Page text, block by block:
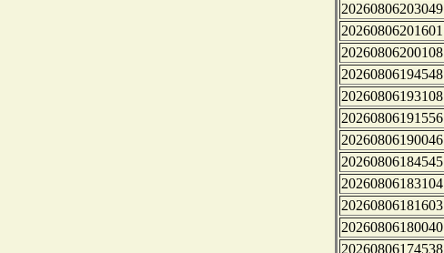
20260806203049
20260806201601
20260806200108
20260806194548
20260806193108
20260806191556
20260806190046
20260806184545
20260806183104
20260806181603
20260806180040
20260806174538